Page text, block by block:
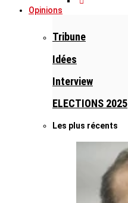
Opinions
Tribune
Idées
Interview
ELECTIONS 2025
Les plus récents